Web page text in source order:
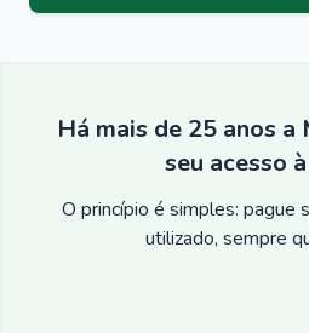
Há mais de 25 anos
seu acesso
O princípio é simples: pague
utilizado, sempre